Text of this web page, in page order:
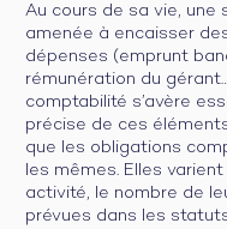
Au cours de sa vie, une
amenée à encaisser
dépenses (emprunt
rémunération du
comptabilité s’avère
précise de ces
que les obligations
les mêmes. Elles
activité, le nombre de
prévues dans les